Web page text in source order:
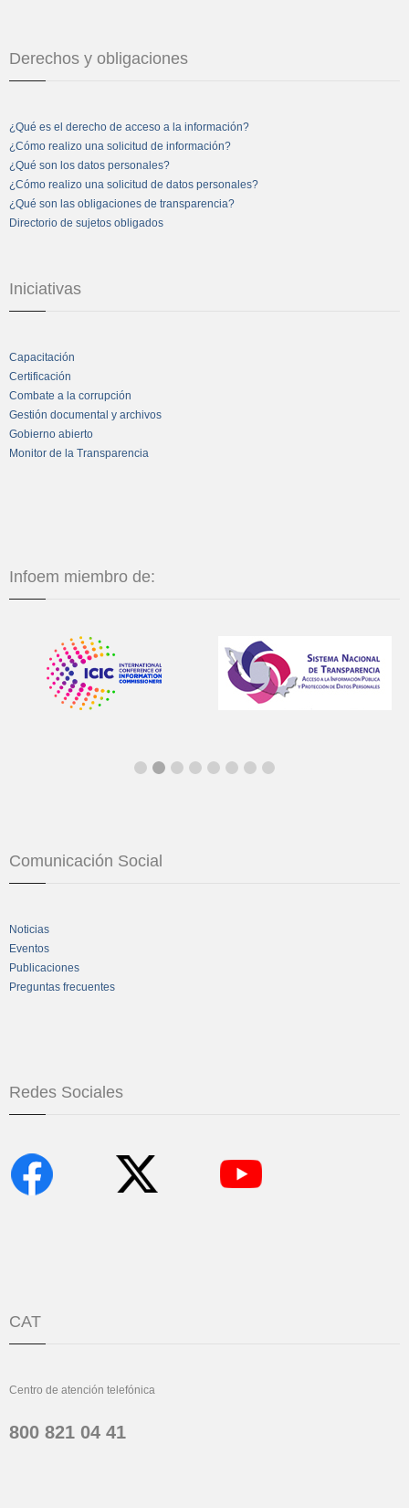
Derechos y obligaciones
¿Qué es el derecho de acceso a la información?
¿Cómo realizo una solicitud de información?
¿Qué son los datos personales?
¿Cómo realizo una solicitud de datos personales?
¿Qué son las obligaciones de transparencia?
Directorio de sujetos obligados
Iniciativas
Capacitación
Certificación
Combate a la corrupción
Gestión documental y archivos
Gobierno abierto
Monitor de la Transparencia
Infoem miembro de:
Comunicación Social
Noticias
Eventos
Publicaciones
Preguntas frecuentes
Redes Sociales
CAT
Centro de atención telefónica
800 821 04 41